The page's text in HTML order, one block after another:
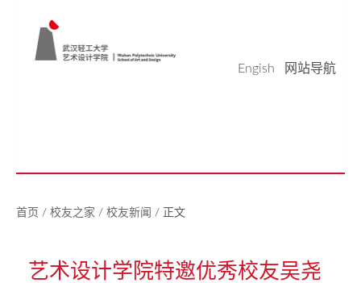
Engish
网站导航
首页 / 校友之家 / 校友新闻 / 正文
艺术设计学院特邀优秀校友吴尧